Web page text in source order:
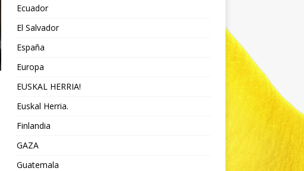
Ecuador
El Salvador
España
Europa
EUSKAL HERRIA!
Euskal Herria.
Finlandia
GAZA
Guatemala